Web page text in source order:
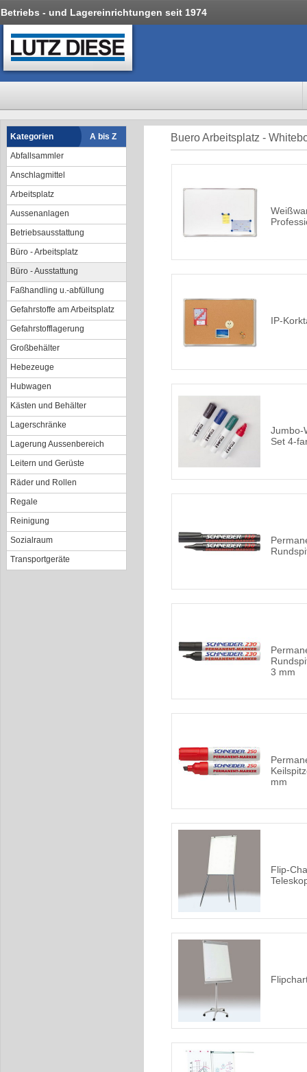
Betriebs - und Lagereinrichtungen seit 1974
Kategorien
A bis Z
Abfallsammler
Anschlagmittel
Arbeitsplatz
Aussenanlagen
Betriebsausstattung
Büro - Arbeitsplatz
Büro - Ausstattung
Faßhandling u.-abfüllung
Gefahrstoffe am Arbeitsplatz
Gefahrstofflagerung
Großbehälter
Hebezeuge
Hubwagen
Kästen und Behälter
Lagerschränke
Lagerung Aussenbereich
Leitern und Gerüste
Räder und Rollen
Regale
Reinigung
Sozialraum
Transportgeräte
Buero Arbeitsplatz -
IP-
Jumbo-
Set 4-
3 mm
mm
Flip-